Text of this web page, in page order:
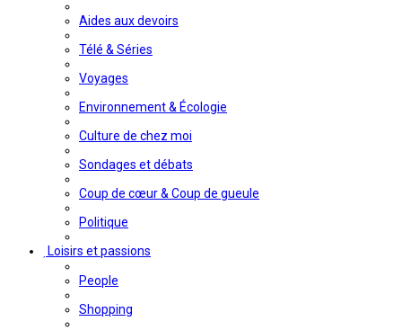
Aides aux devoirs
Télé & Séries
Voyages
Environnement & Écologie
Culture de chez moi
Sondages et débats
Coup de cœur & Coup de gueule
Politique
Loisirs et passions
People
Shopping